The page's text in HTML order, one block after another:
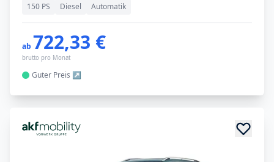
150 PS Diesel Automatik
ab 722,33 €
brutto pro Monat
Guter Preis